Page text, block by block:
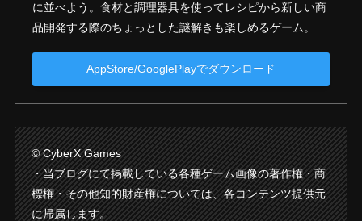
に並べよう。食材と調理器具を使ってレシピから新しい商
品開発する際のちょっとした謎解きも楽しめるゲーム。
AppStore/GooglePlayでダウンロード
© CyberX Games
・当ブログにて掲載している各種ゲーム画像の著作権・商
標権・その他知的財産権については、各コンテンツ提供元
に帰属します。